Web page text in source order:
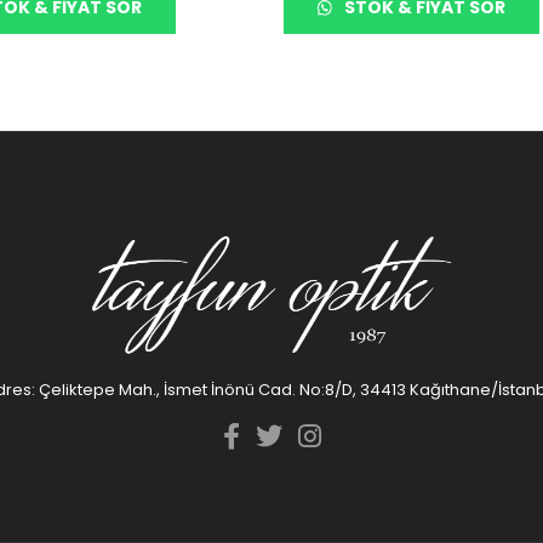
& FIYAT SOR STOK & FIYAT SOR
Çeliktepe Mah., İsmet İnönü Cad. No:8/D, 34413 Kağıthane/